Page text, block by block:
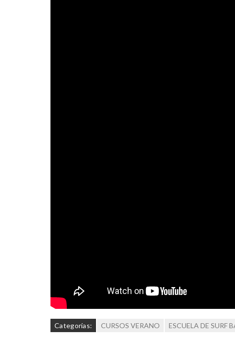
Categorías: CURSOS VERANO ESCUELA DE SURF